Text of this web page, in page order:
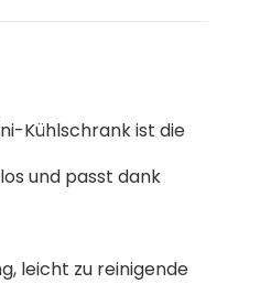
Kühlschrank ist die
und passt dank
leicht zu reinigende